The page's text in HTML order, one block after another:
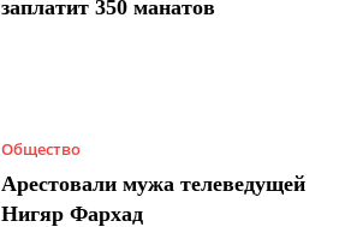
заплатит 350 манатов
Общество
Арестовали мужа телеведущей
Нигяр Фархад